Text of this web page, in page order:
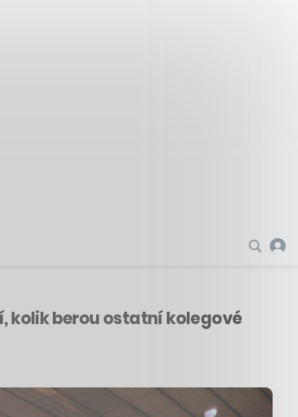
kolik berou ostatní kolegové